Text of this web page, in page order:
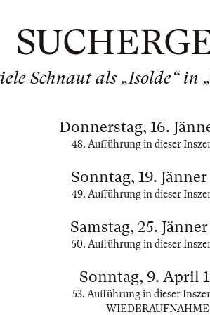
Schnaut als „Isolde“ in
Donnerstag, 16.
48. Aufführung in dieser
Sonntag, 19. Jänner
49. Aufführung in dieser
Samstag, 25.
50. Aufführung in dieser
Sonntag, 9. April
53. Aufführung in dieser
WIEDERAUFNAHME